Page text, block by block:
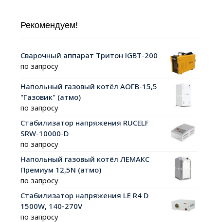
Рекомендуем!
Сварочный аппарат Тритон IGBT-200
по запросу
Напольный газовый котёл АОГВ-15,5
"Газовик" (атмо)
по запросу
Стабилизатор напряжения RUCELF
SRW-10000-D
по запросу
Напольный газовый котёл ЛЕМАКС
Премиум 12,5N (атмо)
по запросу
Стабилизатор напряжения LE R4 D
1500W, 140-270V
по запросу